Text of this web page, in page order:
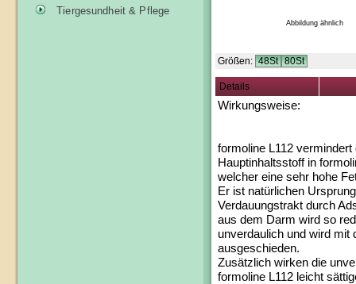
Tiergesundheit & Pflege
Abbildung ähnlich
Größen: 48St 80St
Details
Wirkungsweise:
formoline L112
Hauptinhaltsstoff in
welcher eine sehr hohe
Er ist natürlichen
Verdauungstrakt durch
aus dem Darm wird so
unverdaulich und wird mit
ausgeschieden.
Zusätzlich wirken die
formoline L112 leicht